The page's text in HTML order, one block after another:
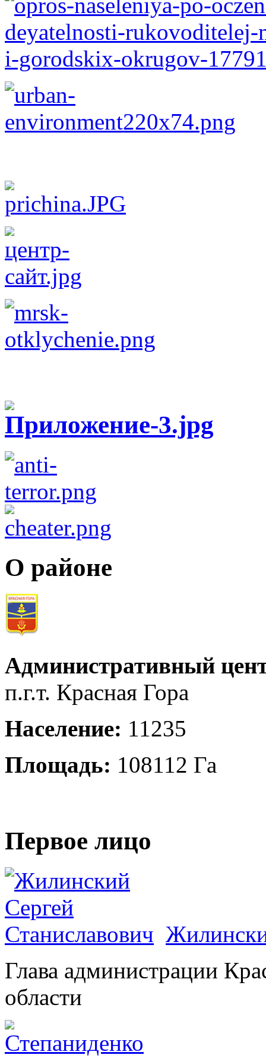
О районе
Административный
п.г.т. Красная Гора
Население: 11235
Площадь: 108112 Га
Первое лицо
Глава администрации
области